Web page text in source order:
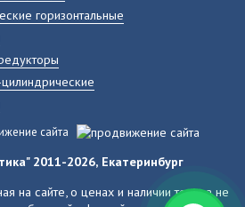
горизонтальные
сайта
2011-2026, Екатеринбург
на сайте, о ценах и наличии товара не